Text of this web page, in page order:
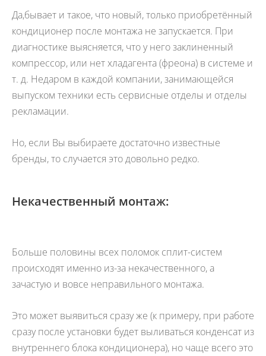
Да,бывает и такое, что новый, только приобретённый
кондиционер после монтажа не запускается. При
диагностике выясняется, что у него заклиненный
компрессор, или нет хладагента (фреона) в системе и
т. д. Недаром в каждой компании, занимающейся
выпуском техники есть сервисные отделы и отделы
рекламации.
Но, если Вы выбираете достаточно известные
бренды, то случается это довольно редко.
Некачественный монтаж:
Больше половины всех поломок сплит-систем
происходят именно из-за некачественного, а
зачастую и вовсе неправильного монтажа.
Это может выявиться сразу же (к примеру, при работе
сразу после установки будет выливаться конденсат из
внутреннего блока кондиционера), но чаще всего это